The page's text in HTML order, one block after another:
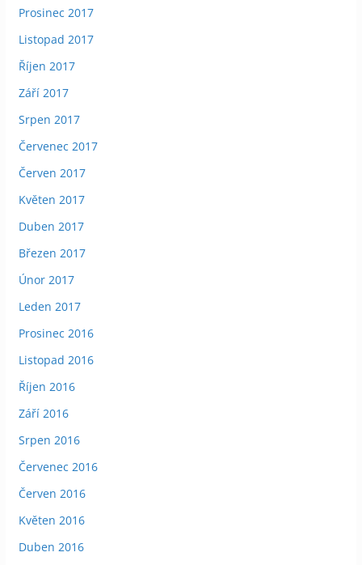
Prosinec 2017
Listopad 2017
Říjen 2017
Září 2017
Srpen 2017
Červenec 2017
Červen 2017
Květen 2017
Duben 2017
Březen 2017
Únor 2017
Leden 2017
Prosinec 2016
Listopad 2016
Říjen 2016
Září 2016
Srpen 2016
Červenec 2016
Červen 2016
Květen 2016
Duben 2016